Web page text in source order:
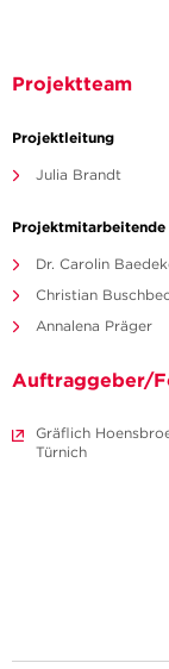
Projektteam
Projektleitung
Julia Brandt
Projektmitarbeitende
Dr. Carolin
Christian
Annalena Präger
Auftraggeber/
Gräflich
Türnich